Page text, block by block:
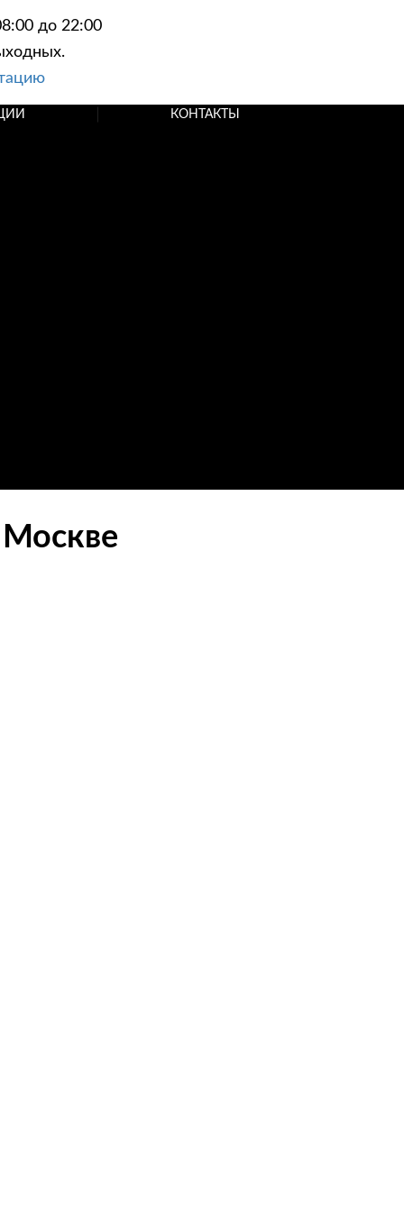
до 22:00
КОНТАКТЫ